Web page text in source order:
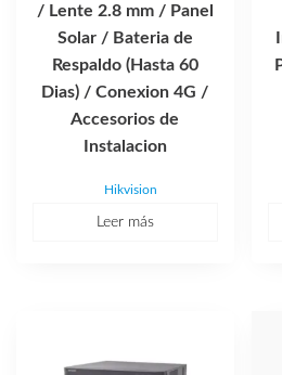
/ Lente 2.8 mm / Panel
Solar / Bateria de
Respaldo (Hasta 60
Dias) / Conexion 4G /
Accesorios de
Instalacion
Hikvision
Leer más